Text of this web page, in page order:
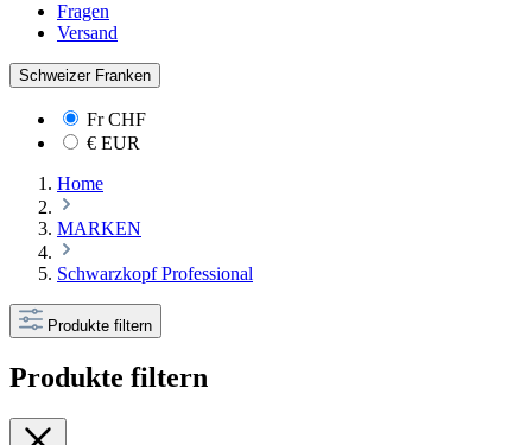
Fragen
Versand
Schweizer Franken
FrCHF
€ EUR
Home
MARKEN
Schwarzkopf Professional
Produkte filtern
Produkte filtern